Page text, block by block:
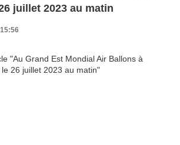
juillet 2023 au matin